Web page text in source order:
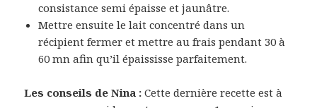
consistance semi épaisse et jaunâtre.
Mettre ensuite le lait concentré dans un
récipient fermer et mettre au frais pendant 30 à
60 mn afin qu’il épaississe parfaitement.
Les conseils de Nina : Cette dernière recette est à